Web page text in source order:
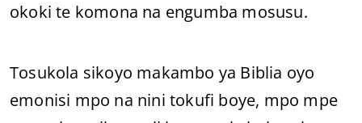
okoki te komona na engumba mosusu.
Tosukola sikoyo makambo ya Biblia oyo
emonisi mpo na nini tokufi boye, mpo mpe